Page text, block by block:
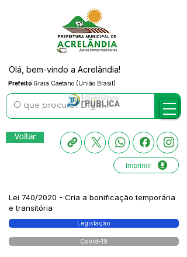
Prefeito Graia Caetano (União Brasil)
Olá, bem-vindo a Acrelândia!
Voltar
Imprimir
Lei 740/2020 - Cria a bonificação temporária
e transitória
Legislação
Covid-19